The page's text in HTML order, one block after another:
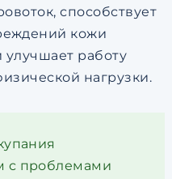
способствует
кожи
улучшает работу
нагрузки.
с проблемами